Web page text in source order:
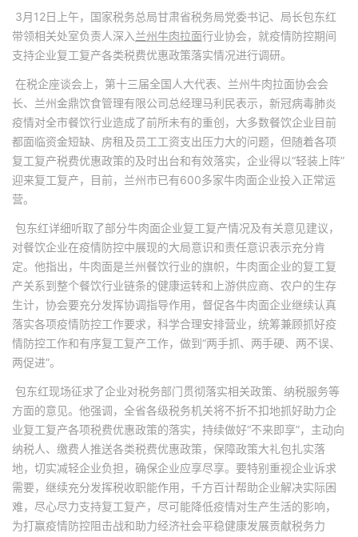
3月12日上午，国家税务总局甘肃省税务局党委书记、局长包东红
带领相关处室负责人深入兰州牛肉拉面行业协会，就疫情防控期间
支持企业复工复产各类税费优惠政策落实情况进行调研。
在税企座谈会上，第十三届全国人大代表、兰州牛肉拉面协会会
长、兰州金鼎饮食管理有限公司总经理马利民表示，新冠病毒肺炎
疫情对全市餐饮行业造成了前所未有的重创，大多数餐饮企业目前
都面临资金短缺、房租及员工工资支出压力大的问题，但随着各项
复工复产税费优惠政策的及时出台和有效落实，企业得以“轻装上阵”
迎来复工复产，目前，兰州市已有600多家牛肉面企业投入正常运
营。
包东红详细听取了部分牛肉面企业复工复产情况及有关意见建议，
对餐饮企业在疫情防控中展现的大局意识和责任意识表示充分肯
定。他指出，牛肉面是兰州餐饮行业的旗帜，牛肉面企业的复工复
产关系到整个餐饮行业链条的健康运转和上游供应商、农户的生存
生计，协会要充分发挥协调指导作用，督促各牛肉面企业继续认真
落实各项疫情防控工作要求，科学合理安排营业，统筹兼顾抓好疫
情防控工作和有序复工复产工作，做到“两手抓、两手硬、两不误、
两促进”。
包东红现场征求了企业对税务部门贯彻落实相关政策、纳税服务等
方面的意见。他强调，全省各级税务机关将不折不扣地抓好助力企
业复工复产各项税费优惠政策的落实，持续做好“不来即享”，主动向
纳税人、缴费人推送各类税费优惠政策，保障政策大礼包扎实落
地，切实减轻企业负担，确保企业应享尽享。要特别重视企业诉求
需要，继续充分发挥税收职能作用，千方百计帮助企业解决实际困
难，尽心尽力支持复工复产，尽可能降低疫情对生产生活的影响，
为打赢疫情防控阻击战和助力经济社会平稳健康发展贡献税务力